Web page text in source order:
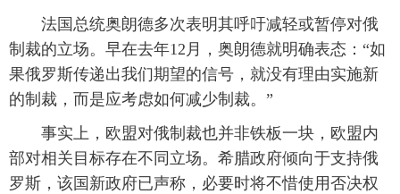
法国总统奥朗德多次表明其呼吁减轻或暂停对俄
制裁的立场。早在去年12月，奥朗德就明确表态：“如
果俄罗斯传递出我们期望的信号，就没有理由实施新
的制裁，而是应考虑如何减少制裁。”
事实上，欧盟对俄制裁也并非铁板一块，欧盟内
部对相关目标存在不同立场。希腊政府倾向于支持俄
罗斯，该国新政府已声称，必要时将不惜使用否决权